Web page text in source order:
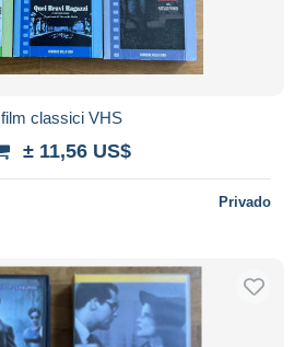
film classici VHS
± 11,56 US$
Privado